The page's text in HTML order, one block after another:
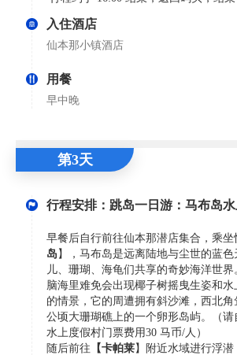
入住酒店
仙本那小镇酒店
用餐
早中晚
第3天
行程安排：跳岛一日游：马布岛
早餐后自行前往仙本那潜店集合，乘坐
岛 】，马布岛是远离陆地与尘世的蓝色
儿、珊瑚、海龟们共享的奇妙海洋世界
脑海里难免会出现椰子树摇曳生姿和水
的情景，它的周遭拥有斜沙滩，西北
公顷大珊瑚礁上的一个卵形岛屿。（
水上度假村门票费用30 马币/人）
随后前往 【卡帕莱】附近水域进行浮